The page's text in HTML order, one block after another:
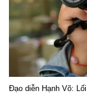
Đạo diễn Hạnh Võ: